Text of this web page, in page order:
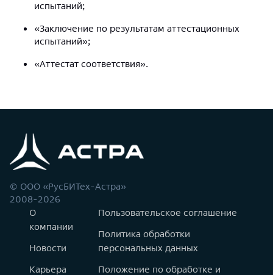
испытаний;
«Заключение по результатам аттестационных
испытаний»;
«Аттестат соответствия».
© ООО «РусБИТех-Астра»
2008-2026
О
компании
Новости
Карьера
Пользовательское соглашение
Политика обработки
персональных данных
Положение по обработке и